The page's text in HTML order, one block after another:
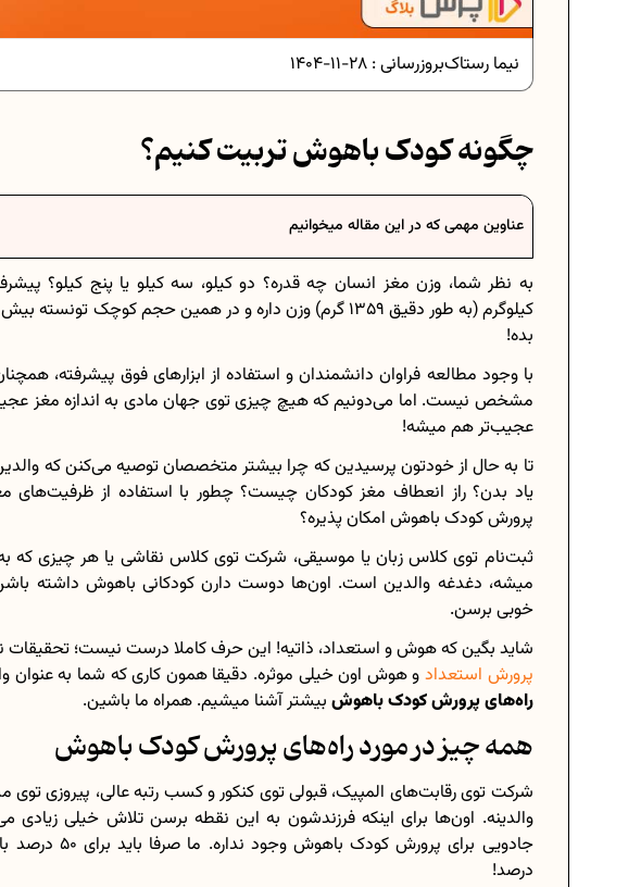
دانلود رایگان نمونه سوالات امتحان...
فرمول حجم اشکال هندسی در ریاضیات
برنامه‌ ریزی درسی هفتم
عادات افراد موفق
برنامه‌ ریزی درسی هشتم
دانلود رایگان نمونه سوالات امتحانی...
دانلود رایگان کتاب‌های دوازدهم...
حذفیات کنکور انسانی 1404
بروزرسانی : 28-11-1404 نیما رستاک
چگونه کودک باهوش تربیت کنیم؟
عناوین مهمی که در این مقاله میخوانیم
به نظر شما، وزن مغز انسان چه قدره؟ دو کیلو، سه کیلو یا پنج کیلو؟
بده!
با وجود مطالعه فراوان دانشمندان و استفاده از ابزارهای فوق پیشرفته،
مشخص نیست. اما می‌دونیم که هیچ چیزی توی جهان مادی به اندازه مغز
عجیب‌تر هم میشه!
تا به حال از خودتون پرسیدین که چرا بیشتر متخصصان توصیه می‌کنن که
یاد بدن؟ راز انعطاف مغز کودکان چیست؟ چطور با استفاده از ظرفیت‌های
پرورش کودک باهوش امکان پذیره؟
ثبت‌نام توی کلاس زبان یا موسیقی، شرکت توی کلاس نقاشی یا هر چیزی که
میشه، دغدغه والدین است. اون‌ها دوست دارن کودکانی باهوش داشته باشن
خوبی برسن.
شاید بگین که هوش و استعداد، ذاتیه! این حرف کاملا درست نیست؛
پرورش استعداد و هوش اون خیلی موثره. دقیقا همون کاری که شما به عنوان
راه‌های پرورش کودک باهوش بیشتر آشنا میشیم. همراه ما باشین.
همه‌ چیز در مورد راه‌های پرورش کودک باهوش
شرکت توی رقابت‌های المپیک، قبولی توی کنکور و کسب رتبه عالی، پیروزی توی
والدینه. اون‌ها برای اینکه فرزندشون به این نقطه برسن تلاش خیلی زیادی
درصد!